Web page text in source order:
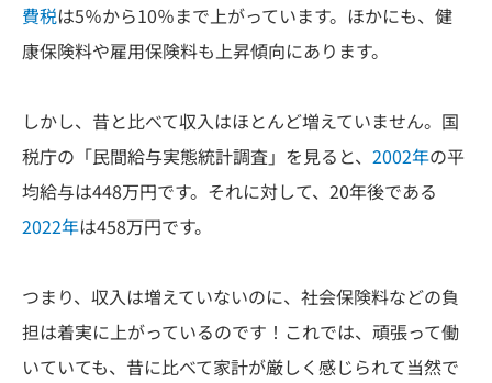
費税は5％から10％まで上がっています。ほかにも、健
康保険料や雇用保険料も上昇傾向にあります。
しかし、昔と比べて収入はほとんど増えていません。国
税庁の「民間給与実態統計調査」を見ると、2002年の平
均給与は448万円です。それに対して、20年後である
2022年は458万円です。
つまり、収入は増えていないのに、社会保険料などの負
担は着実に上がっているのです！これでは、頑張って働
いていても、昔に比べて家計が厳しく感じられて当然で